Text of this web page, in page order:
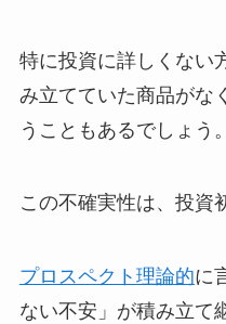
特に投資に詳しくない
み立てていた商品がな
うこともあるでしょう。
この不確実性は、投資
プロスペクト理論的に
ない不安」が積み立て